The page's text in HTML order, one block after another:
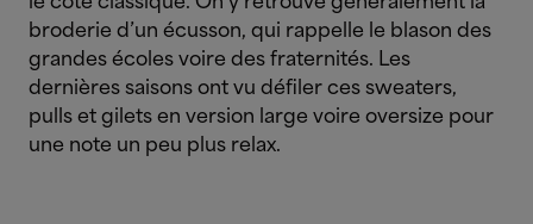
broderie d’un écusson, qui rappelle le blason des
grandes écoles voire des fraternités. Les
dernières saisons ont vu défiler ces sweaters,
pulls et gilets en version large voire oversize pour
une note un peu plus relax.